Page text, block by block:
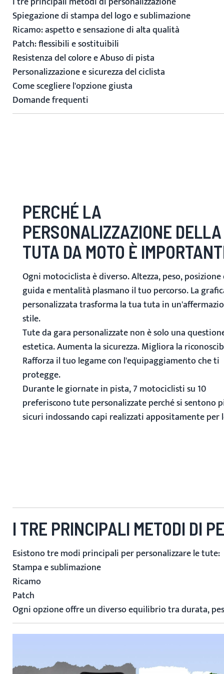
Spiegazione di stampa del logo e sublimazione
Ricamo: aspetto e sensazione di alta qualità
Patch: flessibili e sostituibili
Resistenza del colore e Abuso di pista
Personalizzazione e sicurezza del ciclista
Come scegliere l'opzione giusta
Domande frequenti
PERCHÉ LA
PERSONALIZZAZIONE DELLA
TUTA DA MOTO È
Ogni motociclista è diverso. Altezza, peso,
guida e mentalità plasmano il tuo percorso. La
personalizzata trasforma la tua tuta in
stile.
Tute da gara personalizzatenon è solo una
estetica. Aumenta la sicurezza. Migliora la
Rafforza il tuo legame con l'equipaggiamento che ti
protegge.
Durante le giornate in pista, 7 motociclisti su 10
preferiscono tute personalizzate perché si sentono
sicuri indossando capi realizzati appositamente per
I TRE PRINCIPALI METODI DI
Esistono tre modi principali per personalizzare le tute:
Stampa e sublimazione
Ricamo
Patch
Ogni opzione offre un diverso equilibrio tra durata,